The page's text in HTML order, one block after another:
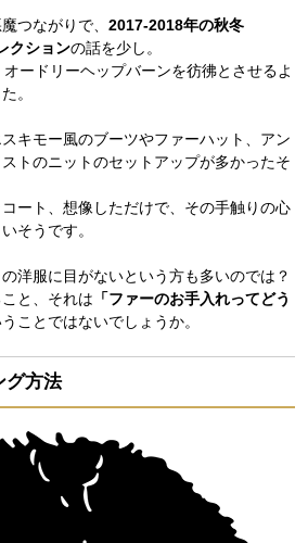
つながりで、 2017-2018年の秋冬
クションの話を少し。
オードリーヘップバーンを彷彿とさせるよ
。
キモー風のブーツやファーハット、アン
トのニットのセットアップが多かったそ
ート、想像しただけで、その手触りの心
そうです。
洋服に目がないという方も多いのでは？
と、それは 「ファーのお手入れってどう
ことではないでしょうか。
グ方法